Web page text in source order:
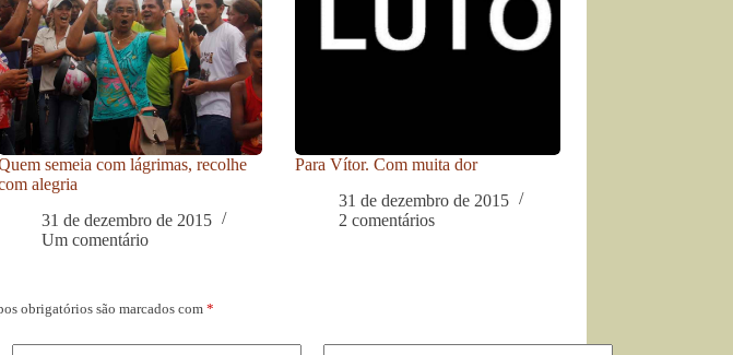
semeia com lágrimas, recolhe
alegria
31 de dezembro de 2015
Um comentário
Para Vítor. Com muita dor
31 de dezembro de 2015
2 comentários
obrigatórios são marcados com *